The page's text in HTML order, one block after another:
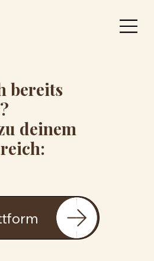
bereits
deinem